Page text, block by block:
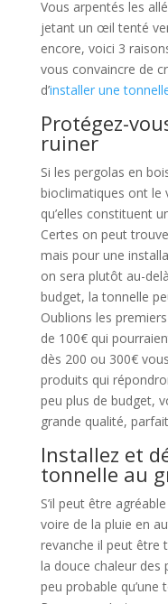
Vous arpentés les
jetant un œil tenté
encore, voici 3
vous convaincre de
d’installer une
Protégez-
ruiner
Si les pergolas en
bioclimatiques ont le
qu’elles constituent
Certes on peut
mais pour une
on sera plutôt au-
budget, la tonnelle
Oublions les
de 100€ qui
dès 200 ou 300€
produits qui
peu plus de budget,
grande qualité,
Installez et
tonnelle au
S’il peut être
voire de la pluie en
revanche il peut être
la douce chaleur des
peu probable